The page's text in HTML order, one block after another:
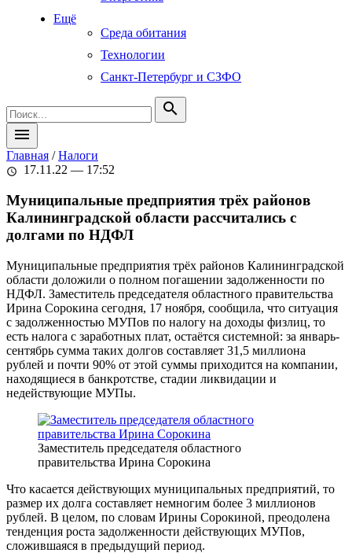
Ещё
Среда обитания
Технологии
Санкт-Петербург и СЗФО
search
menu
Главная /Налоги
schedule 17.11.22 — 17:52
Муниципальные предприятия трёх районов
Калининградской области рассчитались с
долгами по НДФЛ
Муниципальные предприятия трёх районов Калининградской
области доложили о полном погашении задолженности по
НДФЛ. Заместитель председателя областного правительства
Ирина Сорокина сегодня, 17 ноября, сообщила, что ситуация
с задолженностью МУПов по налогу на доходы физлиц, то
есть налога с заработных плат, остаётся системной: за январь-
сентябрь сумма таких долгов составляет 31,5 миллиона
рублей и почти 90% от этой суммы приходится на компании,
находящиеся в банкротстве, стадии ликвидации и
недействующие МУПы.
Заместитель председателя областного
правительства Ирина Сорокина
Что касается действующих муниципальных предприятий, то
размер их долга составляет немногим более 3 миллионов
рублей. В целом, по словам Ирины Сорокиной, преодолена
тенденция роста задолженности действующих МУПов,
сложившаяся в предыдущий период.